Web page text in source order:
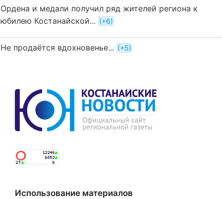
Ордена и медали получил ряд жителей региона к
юбилею Костанайской...
+6
Не продаётся вдохновенье... +5
Использование материалов